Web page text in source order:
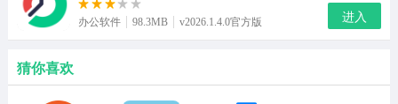
办公软件 98.3MB v2026.1.4.0官方版 进入
猜你喜欢